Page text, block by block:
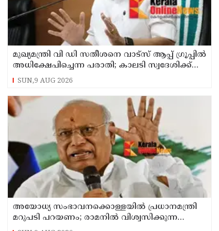
മുഖ്യമന്ത്രി വി ഡി സതീശനെ വാട്‌സ് ആപ്പ് ഗ്രൂപ്പില്‍
അധിക്ഷേപിച്ചെന്ന പരാതി; കാലടി സ്വദേശിക്ക്
എതിരെ കേസ്
SUN,9 AUG 2026
അയോധ്യ സംഭാവനക്കൊള്ളയില്‍ പ്രധാനമന്ത്രി
മറുപടി പറയണം; രാമനില്‍ വിശ്വസിക്കുന്ന
സാധാരണക്കാര്‍ ആശങ്കാകുലരാണെന്ന് ഖാര്‍ഗെ